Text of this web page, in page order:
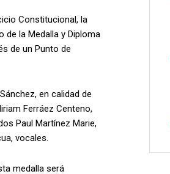
Constitucional, la
de la Medalla y Diploma
de un Punto de
en calidad de
Ferráez Centeno,
Paul Martínez Marie,
vocales.
medalla será